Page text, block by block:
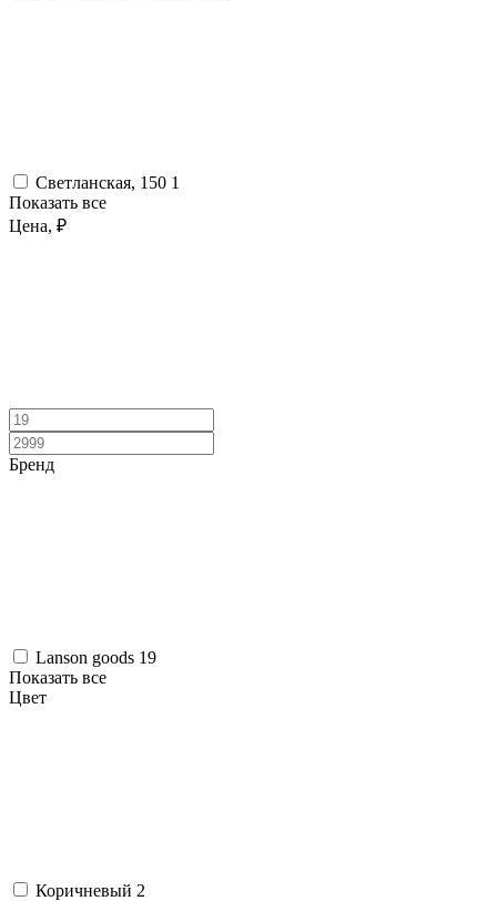
Светланская, 150 1
Показать все
Цена, ₽
Бренд
Lanson goods 19
Показать все
Цвет
Коричневый 2